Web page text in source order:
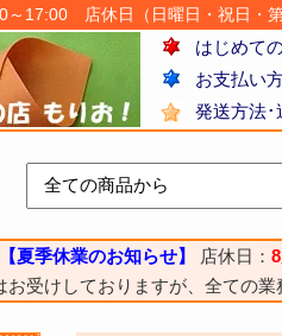
～17:00 店休日（日曜日・祝日・
はじめて
お支払い
発送方法･
【夏季休業のお知らせ】 店休日：
お受けしておりますが、全ての業